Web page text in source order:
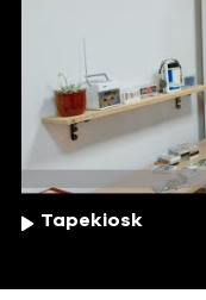
Tapekiosk